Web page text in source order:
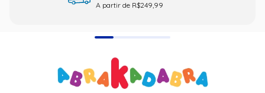
A partir de R$249,99